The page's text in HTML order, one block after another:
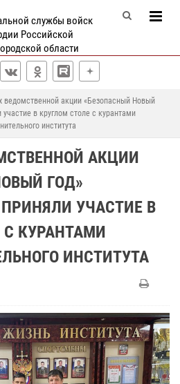
службы войск
Российской
области
ведомственной акции «Безопасный Новый
участие в круглом столе с курантами
института
АКЦИИ
ГОД»
УЧАСТИЕ В
КУРАНТАМИ
ИНСТИТУТА